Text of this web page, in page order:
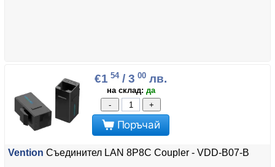
€1 54/ 3 00 лв.
на склад: да
-
+
Поръчай
Vention Съединител LAN 8P8C Coupler - VDD-B07-B